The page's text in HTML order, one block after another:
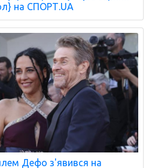
на СПОРТ.UA
Дефо з'явився на